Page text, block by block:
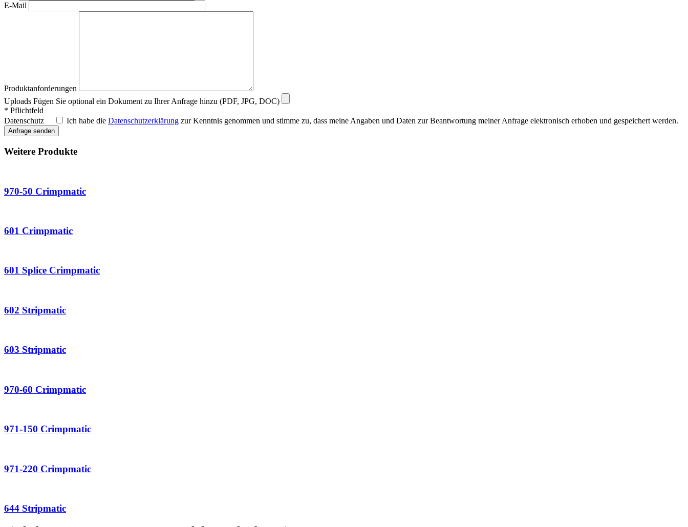
E-Mail
Produktanforderungen
Uploads Fügen Sie optional ein Dokument zu Ihrer Anfrage hinzu (PDF, JPG, DOC)
* Pflichtfeld
Datenschutz
Ich habe die Datenschutzerklärung zur Kenntnis genommen und stimme zu, dass meine Angaben und Daten zur Beantwortung meiner Anfrage elektronisch erhoben und gespeichert werden.
Weitere Produkte
970-50 Crimpmatic
601 Crimpmatic
601 Splice Crimpmatic
602 Stripmatic
603 Stripmatic
970-60 Crimpmatic
971-150 Crimpmatic
971-220 Crimpmatic
644 Stripmatic